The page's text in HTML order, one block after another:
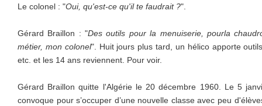
Le colonel : "Oui, qu'est-ce qu'il te faudrait ?".
Gérard Braillon : "Des outils pour la menuiserie, pourla
métier, mon colonel". Huit jours plus tard, un hélico apporte
etc. et les 14 ans reviennent. Pour voir.
Gérard Braillon quitte l'Algérie le 20 décembre 1960. Le 5
convoque pour s’occuper d’une nouvelle classe avec peu